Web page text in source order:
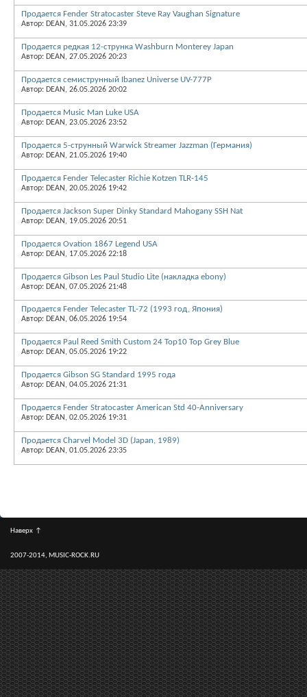
Продается Fender Stratocaster Steve Ray Vaughan Signature
Автор: DEAN, 31.05.2026 23:39
Продается редкая 12-струнка Washburn Monterey Japan
Автор: DEAN, 27.05.2026 20:23
Продается семиструнный Ibanez Universe UV-777P
Автор: DEAN, 26.05.2026 20:02
Продается Music Man Luke USA
Автор: DEAN, 23.05.2026 23:52
Продается 5-струнный Warwick Streamer Jazzman (Германия)
Автор: DEAN, 21.05.2026 19:40
Продается Fender Telecaster Richie Kotzen TLR-145
Автор: DEAN, 20.05.2026 19:42
Продается Jackson Super Dinky Standard Mahogany SSH Nat
Автор: DEAN, 19.05.2026 20:51
Продается Ovation 1867 Legend USA
Автор: DEAN, 17.05.2026 22:18
Продается Gibson Les Paul Studio Lite (накладка ebony)
Автор: DEAN, 07.05.2026 21:48
Продается Fender Telecaster TL-72 (1993 год, Япония)
Автор: DEAN, 06.05.2026 19:54
Продается Paul Reed Smith Custom 24 Top10 Top Grey Blue
Автор: DEAN, 05.05.2026 19:22
Продается Gibson SG Standard 1995 года
Автор: DEAN, 04.05.2026 21:31
Продается Fender Stratocaster American Std 40-Anniversary
Автор: DEAN, 02.05.2026 19:31
Продается Charvel Model 3D (Japan, 1989)
Автор: DEAN, 01.05.2026 23:35
Наверх ↑
2007-2014, MUSIC-ROCK.RU